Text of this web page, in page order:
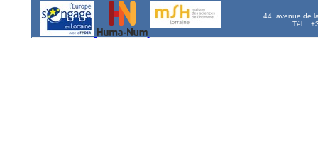
44, avenue de
Tél. :